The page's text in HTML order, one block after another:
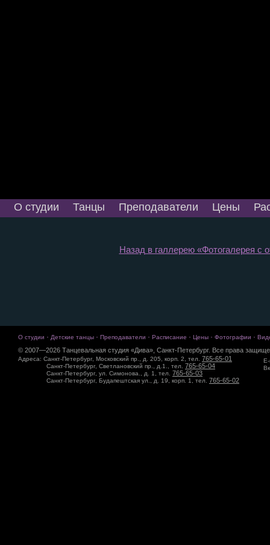
О студии Танцы Преподаватели Цены
Назад в галлерею «Фотогалерея с
О студии · Детские танцы · Преподаватели · Расписание · Цены · Фотографии ·
© 2007—2026 Танцевальная студия «Дива», Санкт-Петербург. Все права
Адреса: Санкт-Петербург, Московский пр., д. 205, корп. 2, тел. 765-65-01
Санкт-Петербург, Светлановский пр., д.1., тел. 765-65-04
Санкт-Петербург, ул. Симонова., д. 1, тел. 765-65-03
Санкт-Петербург, Будапештская ул., д. 19, корп. 1, тел. 765-65-02